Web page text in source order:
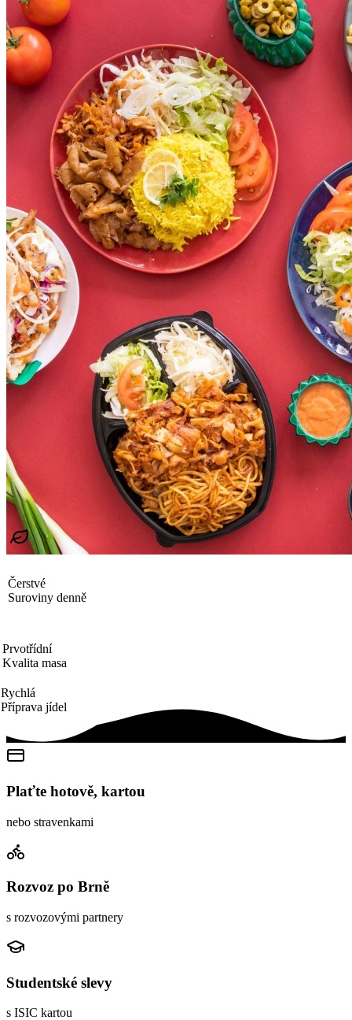
Čerstvé
Suroviny denně
Prvotřídní
Kvalita masa
Rychlá
Příprava jídel
Plaťte hotově, kartou
nebo stravenkami
Rozvoz po Brně
s rozvozovými partnery
Studentské slevy
s ISIC kartou